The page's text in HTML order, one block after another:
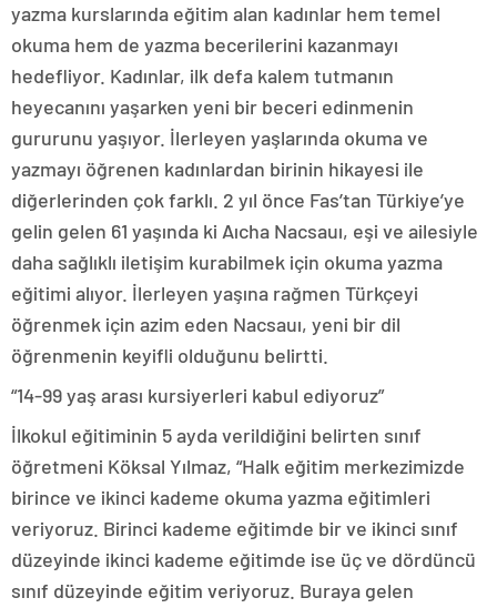
yazma kurslarında eğitim alan kadınlar hem temel
okuma hem de yazma becerilerini kazanmayı
hedefliyor. Kadınlar, ilk defa kalem tutmanın
heyecanını yaşarken yeni bir beceri edinmenin
gururunu yaşıyor. İlerleyen yaşlarında okuma ve
yazmayı öğrenen kadınlardan birinin hikayesi ile
diğerlerinden çok farklı. 2 yıl önce Fas’tan Türkiye’ye
gelin gelen 61 yaşında ki Aıcha Nacsauı, eşi ve ailesiyle
daha sağlıklı iletişim kurabilmek için okuma yazma
eğitimi alıyor. İlerleyen yaşına rağmen Türkçeyi
öğrenmek için azim eden Nacsauı, yeni bir dil
öğrenmenin keyifli olduğunu belirtti.
“14-99 yaş arası kursiyerleri kabul ediyoruz”
İlkokul eğitiminin 5 ayda verildiğini belirten sınıf
öğretmeni Köksal Yılmaz, “Halk eğitim merkezimizde
birince ve ikinci kademe okuma yazma eğitimleri
veriyoruz. Birinci kademe eğitimde bir ve ikinci sınıf
düzeyinde ikinci kademe eğitimde ise üç ve dördüncü
sınıf düzeyinde eğitim veriyoruz. Buraya gelen